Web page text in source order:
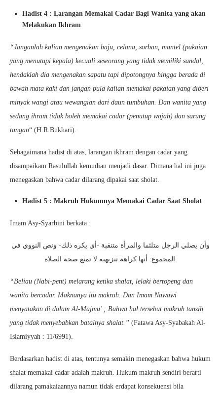
Hadist 4 : Larangan Memakai Cadar Bagi Wanita yang akan
Melakukan Ikhram
“Janganlah kalian mengenakan baju, celana, sorban, mantel (pakaian
yang menutupi kepala) kecuali seseorang yang tidak memiliki sandal,
hendaklah dia mengenakan sapatu tapi dipotongnya hingga berada di
bawah mata kaki dan jangan pula kalian memakai pakaian yang diberi
minyak wangi atau wewangian dari daun tumbuhan. Dan wanita yang
sedang ihram tidak boleh memakai cadar (penutup wajah) dan sarung
tangan“ (H.R.Bukhari).
Sebagaimana hadist di atas, larangan ikhram dengan cadar yang
disampaikam Rasulullah kemudian menjadi dasar. Dimana hal ini juga
menegaskan bahwa cadar dilarang dipakai saat sholat.
Hadist 5 : Makruh Hukumnya Memakai Cadar Saat Sholat
Imam Asy-Syarbini berkata :
وأن يصلي الرجل متلثما والمرأة متنقبة -أي يكره ذلك- ونص النووي في
المجموع: أنها كراهة تنزيهيه لا تمنع صحة الصلاة.
“Beliau (Nabi-pent) melarang ketika shalat, lelaki bertopeng dan
wanita bercadar. Maknanya itu makruh. Dan Imam Nawawi
menyatakan di dalam Al-Majmu’ ; Bahwa hal tersebut makruh tanzih
yang tidak menyebabkan batalnya shalat.” (Fatawa Asy-Syabakah Al-
Islamiyyah : 11/6991).
Berdasarkan hadist di atas, tentunya semakin menegaskan bahwa hukum
shalat memakai cadar adalah makruh. Hukum makruh sendiri berarti
dilarang pamakaiaannya namun tidak erdapat konsekuensi bila